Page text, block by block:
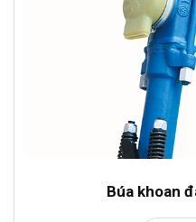
Búa khoan